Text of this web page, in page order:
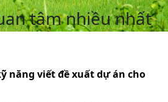
tâm nhiều nhất
năng viết đề xuất dự án cho